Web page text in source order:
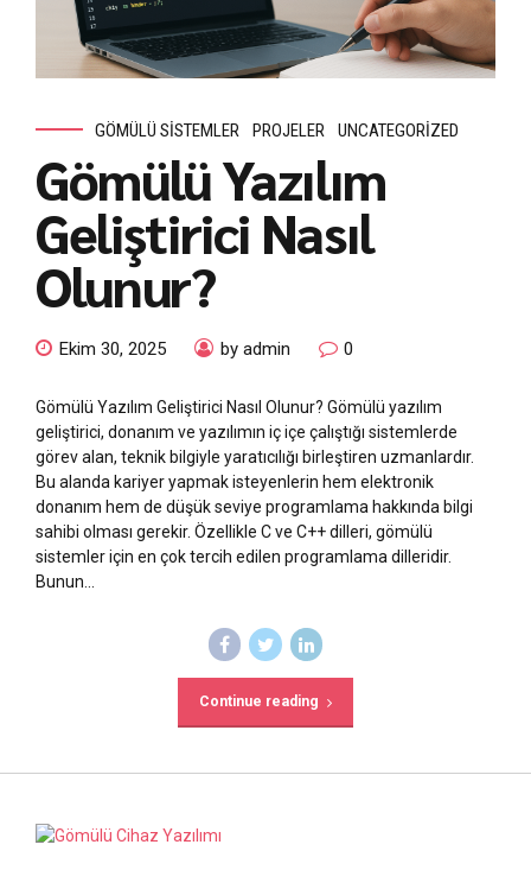
GÖMÜLÜ SISTEMLER PROJELER UNCATEGORIZED
Gömülü Yazılım
Geliştirici Nasıl
Olunur?
Ekim 30, 2025 by admin 0
Gömülü Yazılım Geliştirici Nasıl Olunur? Gömülü yazılım
geliştirici, donanım ve yazılımın iç içe çalıştığı sistemlerde
görev alan, teknik bilgiyle yaratıcılığı birleştiren uzmanlardır.
Bu alanda kariyer yapmak isteyenlerin hem elektronik
donanım hem de düşük seviye programlama hakkında bilgi
sahibi olması gerekir. Özellikle C ve C++ dilleri, gömülü
sistemler için en çok tercih edilen programlama dilleridir.
Bunun...
Continue reading